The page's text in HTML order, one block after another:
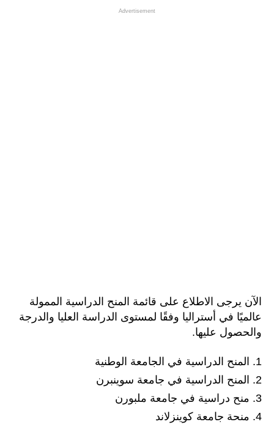
Advertisement
الآن يرجى الاطلاع على قائمة المنح الدراسية الممولة
عالميًا في أستراليا وفقًا لمستوى الدراسة العليا والدرجة
والحصول عليها.
المنح الدراسية في الجامعة الوطنية
المنح الدراسية في جامعة سوينبرن
منح دراسية في جامعة ملبورن
منحة جامعة كوينزلاند